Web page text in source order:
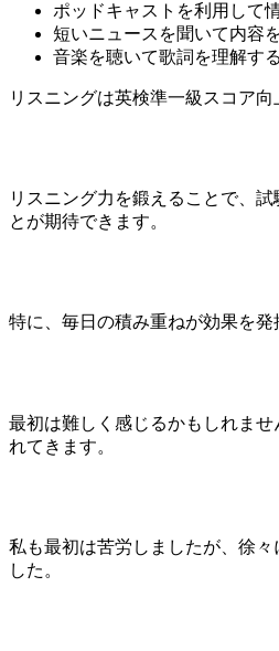
ポッドキャストを利用して
短いニュースを聞いて内容
音楽を聴いて歌詞を理解する
リスニングは英検準一級スコア向
リスニング力を鍛えることで、
とが期待できます。
特に、毎日の積み重ねが効果を発
最初は難しく感じるかもしれま
れてきます。
私も最初は苦労しましたが、徐々
した。